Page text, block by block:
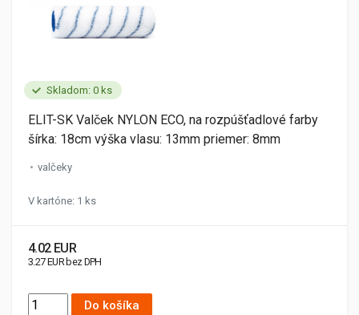
Skladom: 0 ks
ELIT-SK Valček NYLON ECO, na rozpúšťadlové farby
šírka: 18cm výška vlasu: 13mm priemer: 8mm
valčeky
V kartóne: 1 ks
4.02 EUR
3.27 EUR bez DPH
Do košíka